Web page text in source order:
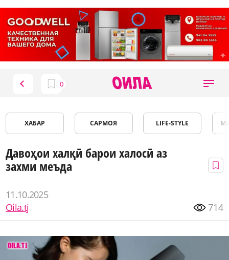
ХАБАР САРМОЯ LIFE-STYLE
Давоҳои халқӣ барои халосӣ аз
захми меъда
11.10.2025
Oila.tj
714